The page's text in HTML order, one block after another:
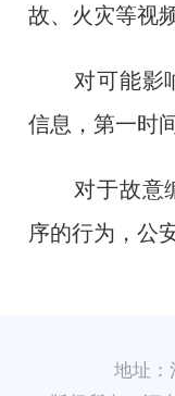
故、火灾等视
对可能影响
信息，第一时
对于故意编
序的行为，公
地址：